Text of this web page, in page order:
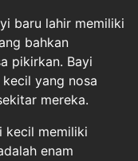
baru lahir memiliki
bahkan
pikirkan. Bayi
yang nosa
mereka.
kecil memiliki
enam